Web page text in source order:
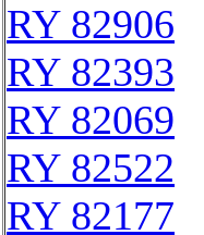
RY 82906
RY 82393
RY 82069
RY 82522
RY 82177